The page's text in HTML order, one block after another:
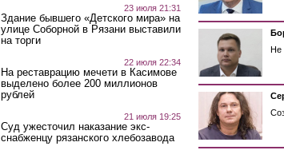
23 июля 21:31
Здание бывшего «Детского мира» на
улице Соборной в Рязани выставили
на торги
22 июля 22:34
На реставрацию мечети в Касимове
выделено более 200 миллионов
рублей
21 июля 19:25
Суд ужесточил наказание экс-
снабженцу рязанского хлебозавода
Не